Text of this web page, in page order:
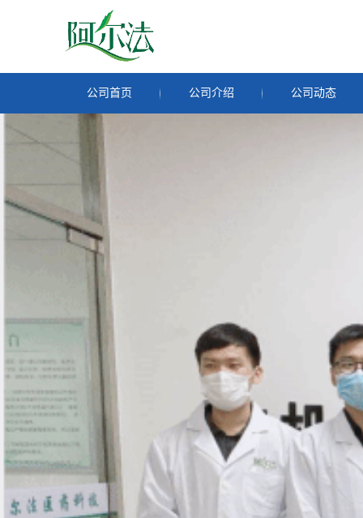
公司首页 公司介绍 公司动态